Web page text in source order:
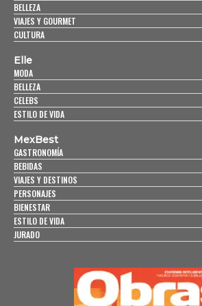
BELLEZA
VIAJES Y GOURMET
CULTURA
Elle
MODA
BELLEZA
CELEBS
ESTILO DE VIDA
MexBest
GASTRONOMÍA
BEBIDAS
VIAJES Y DESTINOS
PERSONAJES
BIENESTAR
ESTILO DE VIDA
JURADO